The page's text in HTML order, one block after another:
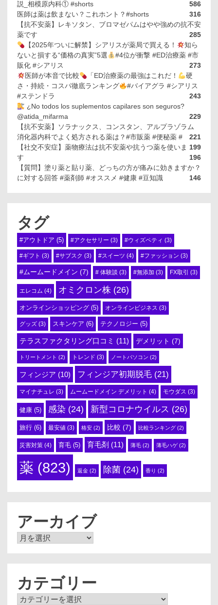
説_相模原内科① #shorts
586
医師は薬は飲まない？これホント？#shorts
316
【抗不安薬】レキソタン、ブロマゼパムはやや強めの抗不安
薬です
285
【2025年ついに解禁】シアリスが薬局で買える！
知ら
ないと損する“価格の真実”5選
#4位が衝撃 #ED治療薬 #市
販化 #シアリス
273
医師が本音で比較
「ED治療薬の最強はこれだ！
硬
さ・持続・コスパ徹底ランキング
#バイアグラ #シアリス
#ステンドラ
243
¿No todos los suplementos capilares son seguros?
@atida_mifarma
229
【抗不安薬】ソラナックス、コンスタン、アルプラゾラム
221
消化器内科でよく処方される薬は？#市販薬 #便秘薬 #
199
【社交不安症】薬物療法は抗不安薬や抗うつ薬を使いま
す
196
【質問】塗り薬と貼り薬、どっちの方が痛みに効きますか？
に対する回答 #薬剤師 #オススメ #健康 #豆知識
146
タグ
#アウトドア (5) #アクセサリー (3) #ウィズペティ (3)
#ギフト (3) #サブスク (3) #スイーツ (4) #ファッション (3)
#ムームードメイン (7) # 体験談 (3) #無添加 (3) FX取引 (3)
エレコム (4) オミクロン株 (26)
オンラインショッピング (5) オンラインビジネス (3)
グッズ (3) スキンケア (6) テクノロジー (5)
テラスファクタリング口コミ (11) デメリット (7)
トリートメント (2) トレンド (3) ノートパソコン (2)
フィンジア (10) フィンジア初期脱毛 (21)
マイナチュレ (3) ムームードメイン デメリット (4) モウダス (3)
健康 (5) 感染 (24) 新型コロナウイルス (26)
旅行 (6) 最安値 (3) 格安 (2) 比較 (7) 比較ランキング (2)
災害対策 (4) 育毛 (5) 育毛剤 (11) 薄毛 (2) 薄毛ハゲ(2)
薬 (823) 返金 (2) 除菌 (24) 香り (2)
アーカイブ
ア
カテゴリー
カ